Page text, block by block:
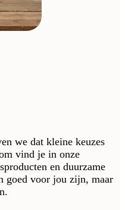
we dat kleine keuzes
vind je in onze
en duurzame
goed voor jou zijn, maar